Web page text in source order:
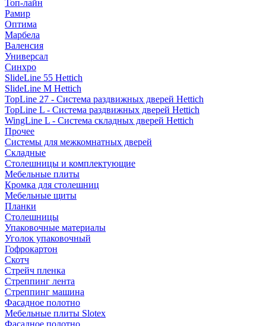
Топ-лайн
Рамир
Оптима
Марбела
Валенсия
Универсал
Синхро
SlideLine 55 Hettich
SlideLine M Hettich
TopLine 27 - Система раздвижных дверей Hettich
TopLine L - Система раздвижных дверей Hettich
WingLine L - Система складных дверей Hettich
Прочее
Системы для межкомнатных дверей
Складные
Столешницы и комплектующие
Мебельные плиты
Кромка для столешниц
Мебельные щиты
Планки
Столешницы
Упаковочные материалы
Уголок упаковочный
Гофрокартон
Скотч
Стрейч пленка
Стреппинг лента
Стреппинг машина
Фасадное полотно
Мебельные плиты Slotex
Фасадное полотно